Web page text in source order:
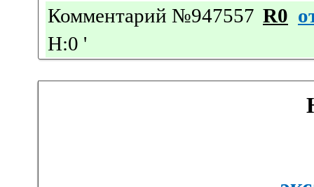
Комментарий №947557 R0
Н:0 '